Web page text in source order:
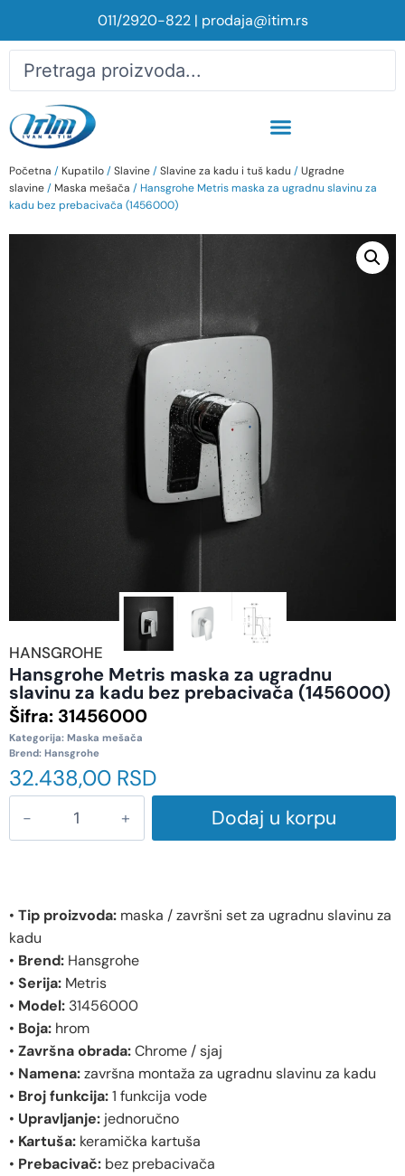
011/2920-822| prodaja@itim.rs
Početna / Kupatilo/Slavine/Slavine za kadu i tuš kadu /Ugradne
slavine/ Maska mešača / Hansgrohe Metris maska za ugradnu slavinu za
kadu bez prebacivača (1456000)
HANSGROHE
Hansgrohe Metris maska za ugradnu
slavinu za kadu bez prebacivača (1456000)
Šifra: 31456000
Kategorija: Maska mešača
Brend: Hansgrohe
32.438,00 RSD
Dodaj u korpu
• Tip proizvoda: maska / završni set za ugradnu slavinu za
kadu
• Brend: Hansgrohe
• Serija: Metris
• Model: 31456000
• Boja: hrom
• Završna obrada:Chrome / sjaj
• Namena:završna montaža za ugradnu slavinu za kadu
• Broj funkcija:1 funkcija vode
• Upravljanje: jednoručno
• Kartuša: keramička kartuša
• Prebacivač: bez prebacivača